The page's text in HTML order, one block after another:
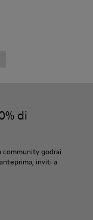
di
community godrai
inviti a